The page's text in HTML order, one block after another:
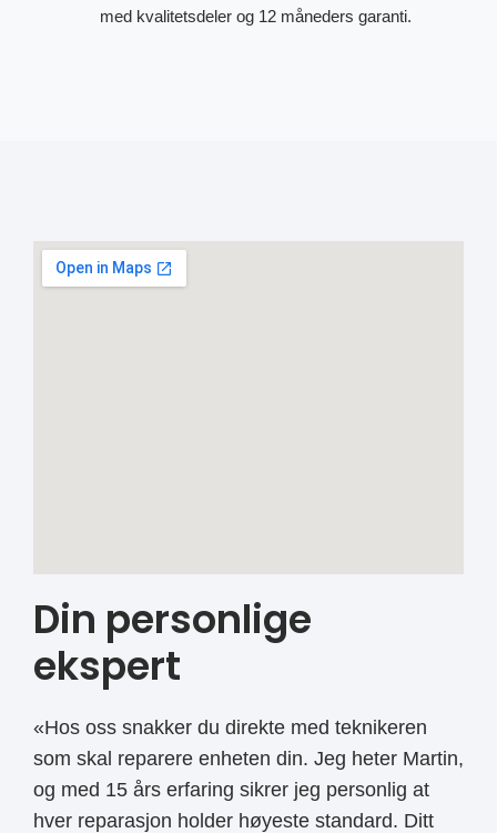
med kvalitetsdeler og 12 måneders garanti.
Din personlige
ekspert
«Hos oss snakker du direkte med teknikeren
som skal reparere enheten din. Jeg heter Martin,
og med 15 års erfaring sikrer jeg personlig at
hver reparasjon holder høyeste standard. Ditt